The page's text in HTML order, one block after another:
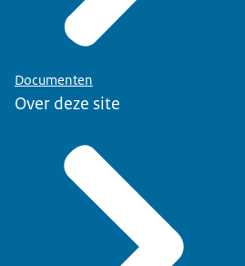
Documenten
Over deze site